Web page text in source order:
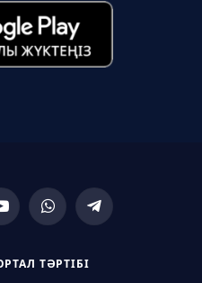
YouTubeWhatsAppTelegram
ТӘРТІБІ